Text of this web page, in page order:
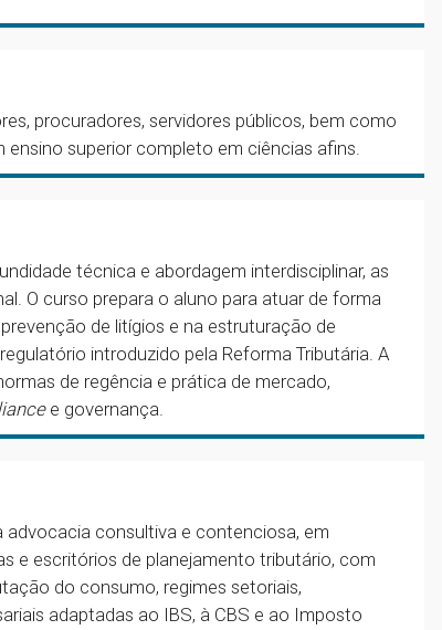
procuradores, servidores públicos, bem como
superior completo em ciências afins.
técnica e abordagem interdisciplinar, as
O curso prepara o aluno para atuar de forma
de litígios e na estruturação de
introduzido pela Reforma Tributária. A
de regência e prática de mercado,
e governança.
consultiva e contenciosa, em
e escritórios de planejamento tributário, com
do consumo, regimes setoriais,
adaptadas ao IBS, à CBS e ao Imposto